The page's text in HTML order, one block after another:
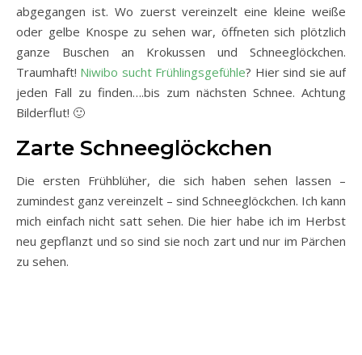
abgegangen ist. Wo zuerst vereinzelt eine kleine weiße
oder gelbe Knospe zu sehen war, öffneten sich plötzlich
ganze Buschen an Krokussen und Schneeglöckchen.
Traumhaft! Niwibo sucht Frühlingsgefühle? Hier sind sie auf
jeden Fall zu finden….bis zum nächsten Schnee. Achtung
Bilderflut! 🙂
Zarte Schneeglöckchen
Die ersten Frühblüher, die sich haben sehen lassen –
zumindest ganz vereinzelt – sind Schneeglöckchen. Ich kann
mich einfach nicht satt sehen. Die hier habe ich im Herbst
neu gepflanzt und so sind sie noch zart und nur im Pärchen
zu sehen.